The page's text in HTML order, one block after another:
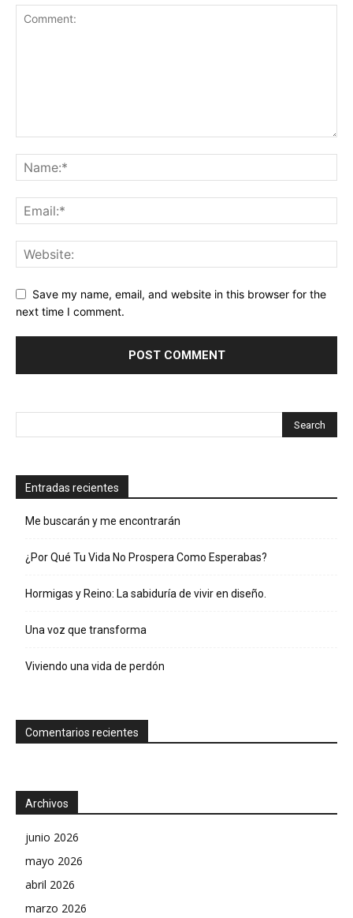
Save my name, email, and website in this browser for the
next time I comment.
Entradas recientes
Me buscarán y me encontrarán
¿Por Qué Tu Vida No Prospera Como Esperabas?
Hormigas y Reino: La sabiduría de vivir en diseño.
Una voz que transforma
Viviendo una vida de perdón
Comentarios recientes
Archivos
junio 2026
mayo 2026
abril 2026
marzo 2026